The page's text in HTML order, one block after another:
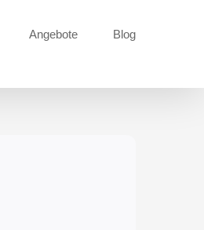
Angebote Blog